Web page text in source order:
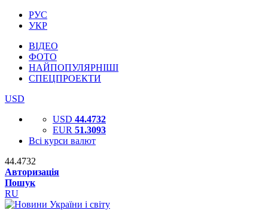
РУС
УКР
ВІДЕО
ФОТО
НАЙПОПУЛЯРНІШІ
СПЕЦПРОЕКТИ
USD
USD 44.4732
EUR 51.3093
Всі курси валют
44.4732
Авторизація
Пошук
RU